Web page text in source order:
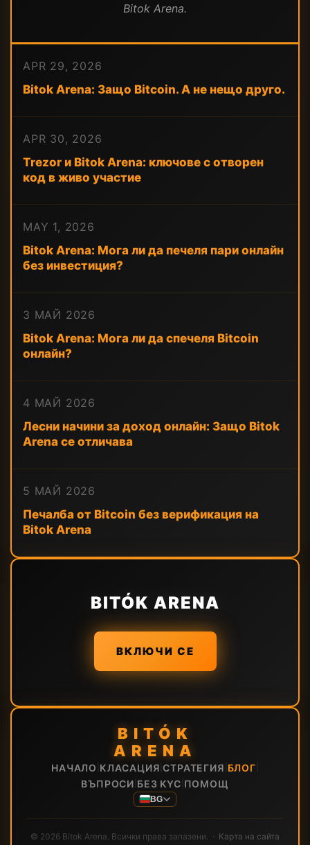
Bitok Arena.
APR 29, 2026
Bitok Arena: Защо Bitcoin. А не нещо друго.
APR 30, 2026
Trezor и Bitok Arena: ключове с отворен
код в живо участие
MAY 1, 2026
Bitok Arena: Мога ли да печеля пари онлайн
без инвестиция?
3 МАЙ 2026
Bitok Arena: Мога ли да спечеля Bitcoin
онлайн?
4 МАЙ 2026
Лесни начини за доход онлайн: Защо Bitok
Arena се отличава
5 МАЙ 2026
Печалба от Bitcoin без верификация на
Bitok Arena
BITÓK ARENA
ВКЛЮЧИ СЕ
BITÓK
ARENA
НАЧАЛО КЛАСАЦИЯ |СТРАТЕГИЯ БЛОГ
ВЪПРОСИ БЕЗ KYC ПОМОЩ
BG
© 2026 Bitok Arena. Всички права запазени. · Карта на сайта